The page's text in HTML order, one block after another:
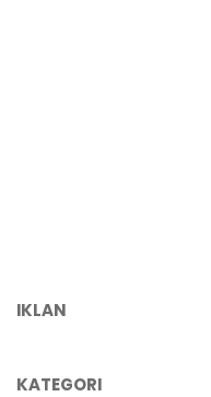
IKLAN
KATEGORI